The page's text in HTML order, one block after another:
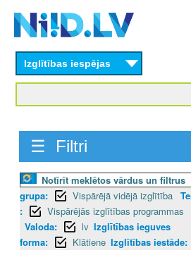
content
Izglītības iespējas
☰ Filtri
Notīrīt meklētos vārdus un filtrus
grupa:
Vispārējā vidējā izglītība
:
Vispārējās izglītības programmas
Valoda:
lv Izglītības ieguves
forma:
Klātiene Izglītības iestāde: